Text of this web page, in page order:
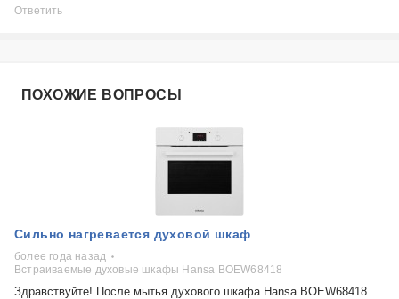
Ответить
ПОХОЖИЕ ВОПРОСЫ
Сильно нагревается духовой шкаф
более года назад
Встраиваемые духовые шкафы Hansa BOEW68418
Здравствуйте! После мытья духового шкафа Hansa BOEW68418